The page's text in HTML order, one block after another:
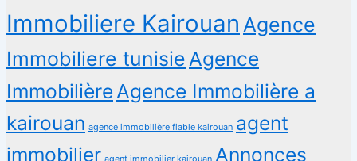
Immobiliere Kairouan Agence
Immobiliere tunisie Agence
Immobilière Agence Immobilière a
kairouan agence immobilière fiable kairouan agent
immobilier agent immobilier kairouan Annonces